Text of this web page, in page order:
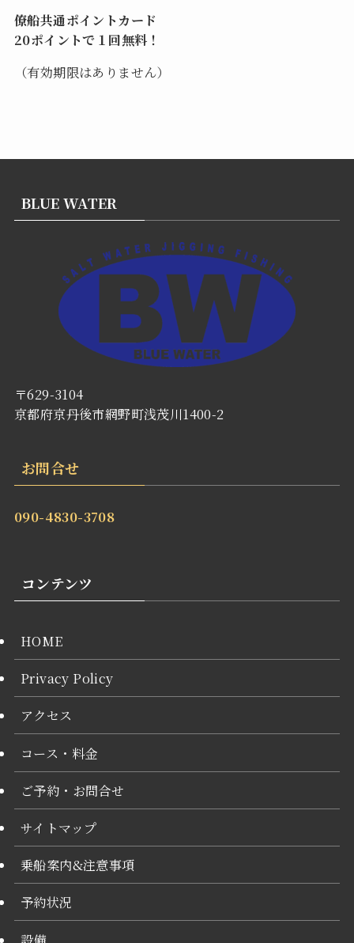
僚船共通ポイントカード
20ポイントで１回無料！
（有効期限はありません）
BLUE WATER
〒629-3104
京都府京丹後市網野町浅茂川1400-2
お問合せ
090-4830-3708
コンテンツ
HOME
Privacy Policy
アクセス
コース・料金
ご予約・お問合せ
サイトマップ
乗船案内&注意事項
予約状況